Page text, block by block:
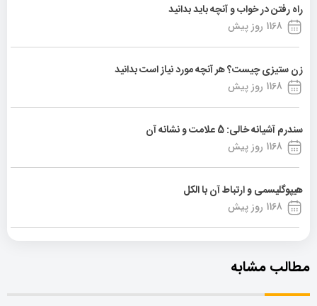
راه رفتن در خواب و آنچه باید بدانید
1168 روز پیش
زن ستیزی چیست؟ هر آنچه مورد نیاز است بدانید
1168 روز پیش
سندرم آشیانه خالی: 5 علامت و نشانه آن
1168 روز پیش
هیپوگلیسمی و ارتباط آن با الکل
1168 روز پیش
مطالب مشابه